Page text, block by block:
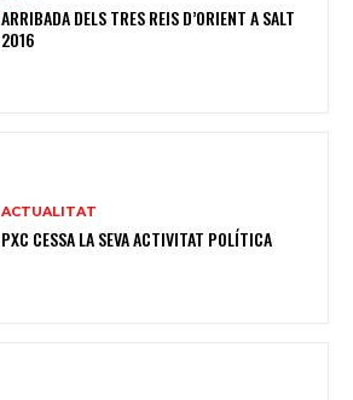
ARRIBADA DELS TRES REIS D’ORIENT A SALT
2016
ACTUALITAT
PXC CESSA LA SEVA ACTIVITAT POLÍTICA